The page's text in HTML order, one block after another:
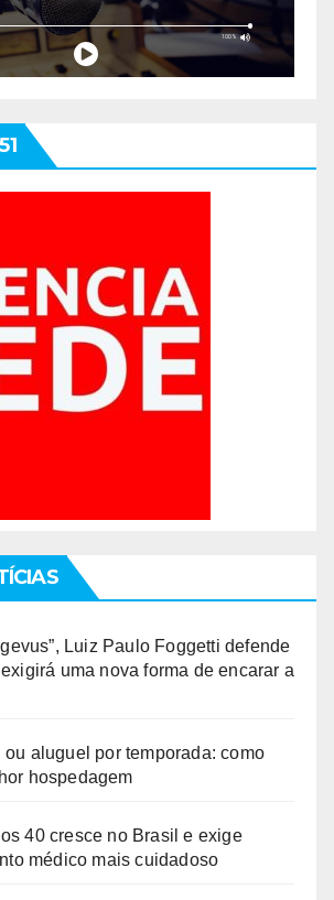
Luiz Paulo Foggetti defende
uma nova forma de encarar a
ou aluguel por temporada: como
hospedagem
40 cresce no Brasil e exige
médico mais cuidadoso